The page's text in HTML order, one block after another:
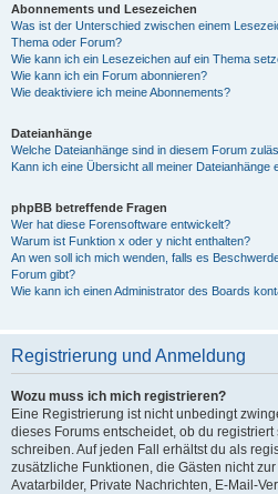
Abonnements und Lesezeichen
Was ist der Unterschied zwischen einem
Thema oder Forum?
Wie kann ich ein Lesezeichen auf ein Thema
Wie kann ich ein Forum abonnieren?
Wie deaktiviere ich meine Abonnements?
Dateianhänge
Welche Dateianhänge sind in diesem Forum
Kann ich eine Übersicht all meiner Dateianhänge
phpBB betreffende Fragen
Wer hat diese Forensoftware entwickelt?
Warum ist Funktion x oder y nicht enthalten?
An wen soll ich mich wenden, falls es
Forum gibt?
Wie kann ich einen Administrator des Boards
Registrierung und Anmeldung
Wozu muss ich mich registrieren?
Eine Registrierung ist nicht unbedingt
dieses Forums entscheidet, ob du
schreiben. Auf jeden Fall erhältst du als
zusätzliche Funktionen, die Gästen nicht
Avatarbilder, Private Nachrichten, E-Mail-